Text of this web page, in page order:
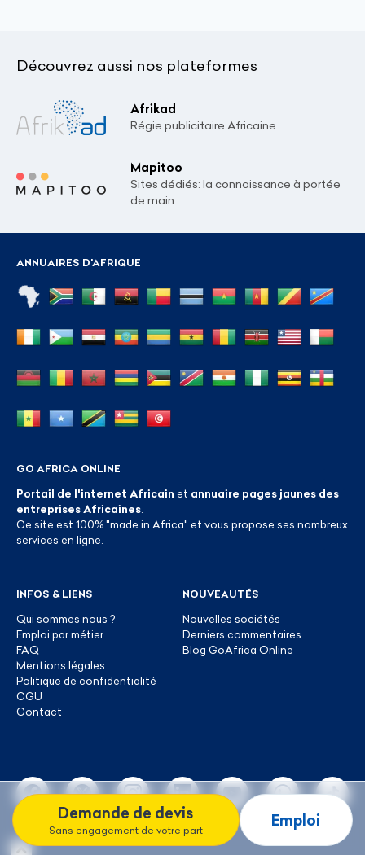
Demande de devis
Sans engagement de votre part
Emploi
Découvrez aussi nos plateformes
Afrikad
Régie publicitaire Africaine.
Mapitoo
Sites dédiés: la connaissance à portée
de main
ANNUAIRES D'AFRIQUE
GO AFRICA ONLINE
Portail de l'internet Africain et annuaire pages jaunes des
entreprises Africaines
Ce site est 100% "made in Africa" et vous propose ses nombreux
services en ligne.
INFOS & LIENS
Qui sommes nous ?
Emploi par métier
FAQ
Mentions légales
Politique de confidentialité
CGU
Contact
NOUVEAUTÉS
Nouvelles sociétés
Derniers commentaires
Blog GoAfrica Online